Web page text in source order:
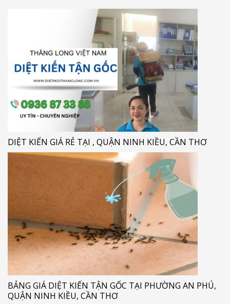
DIỆT KIẾN GIÁ RẺ TẠI , QUẬN NINH KIỀU, CẦN THƠ
BẢNG GIÁ DIỆT KIẾN TẬN GỐC TẠI PHƯỜNG AN PHÚ,
QUẬN NINH KIỀU, CẦN THƠ